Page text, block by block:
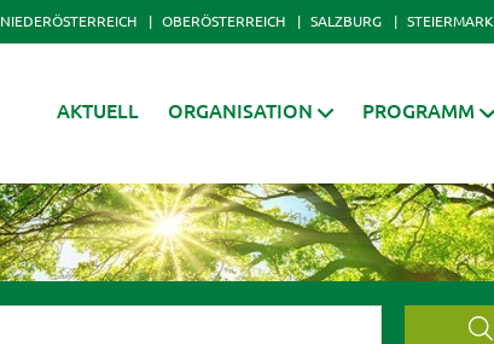
NIEDERÖSTERREICH OBERÖSTERREICH SALZBURG STEIERMARK
AKTUELL ORGANISATION PROGRAMM